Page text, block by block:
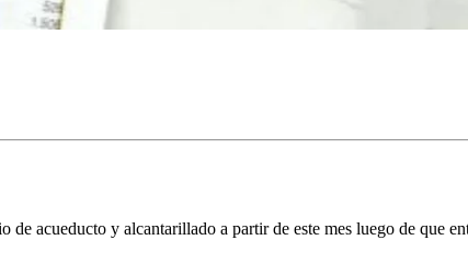
acueducto y alcantarillado a partir de este mes luego de que